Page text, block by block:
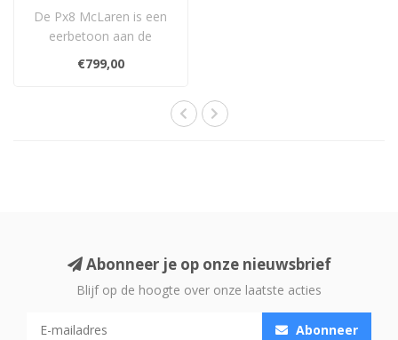
De Px8 McLaren is een
eerbetoon aan de
bekroonde
samenwerking tussen
€799,00
Abonneer je op onze nieuwsbrief
Blijf op de hoogte over onze laatste acties
Abonneer